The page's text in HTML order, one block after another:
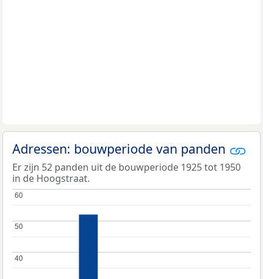
Adressen: bouwperiode van panden
Er zijn 52 panden uit de bouwperiode 1925 tot 1950
in de Hoogstraat.
40
40
50
50
60
60